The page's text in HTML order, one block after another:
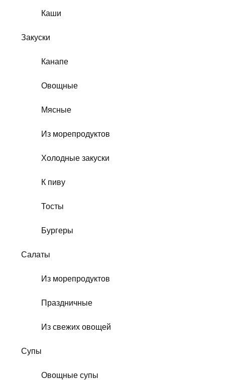
Каши
Закуски
Канапе
Овощные
Мясные
Из морепродуктов
Холодные закуски
К пиву
Тосты
Бургеры
Салаты
Из морепродуктов
Праздничные
Из свежих овощей
Супы
Овощные супы